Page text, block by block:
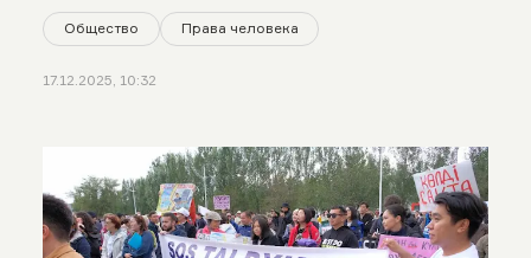
Общество Права человека
17.12.2025, 10:32